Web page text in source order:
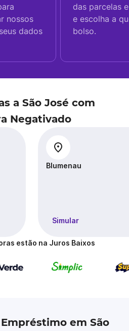
nossos
dados
das parcelas
e escolha a
bolso.
a São José com
Negativado
Blumenau
Simular
estão na Juros Baixos
em São